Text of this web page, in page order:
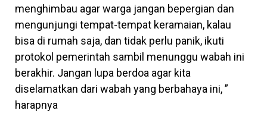
menghimbau agar warga jangan bepergian dan
mengunjungi tempat-tempat keramaian, kalau
bisa di rumah saja, dan tidak perlu panik, ikuti
protokol pemerintah sambil menunggu wabah ini
berakhir. Jangan lupa berdoa agar kita
diselamatkan dari wabah yang berbahaya ini, ”
harapnya